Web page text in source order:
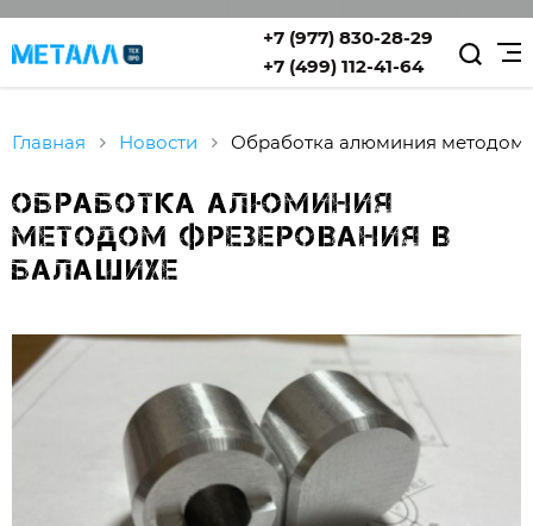
+7 (977) 830-28-29
+7 (499) 112-41-64
Главная Новости Обработка алюминия
Обработка алюминия
методом фрезерования в
Балашихе